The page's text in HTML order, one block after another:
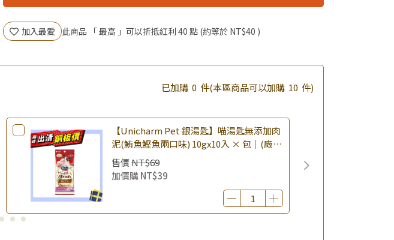
▶王國加購活動 訂單享超值優惠價加購好物
▶全館品項超殺加購活動開跑啦！
加入最愛 此商品 「 最高 」可以折抵紅利 40 點 (約等於 NT$40 )
已加購 0 件(本區商品可以加購 10 件)
【Unicharm Pet 銀湯匙】喵湯匙無添加肉
泥(鮪魚鰹魚兩口味) 10gx10入 × 包｜(廠效
期20260819) 貓肉泥 貓點心 肉泥條｜即期
品
售價NT$69
加價購NT$39